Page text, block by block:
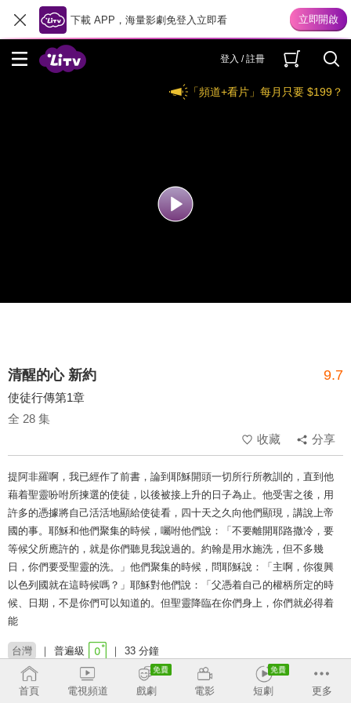
下載 APP，海量影劇免登入立即看
登入 / 註冊
「頻道+看片」每月只要 $199？
清醒的心 新約 9.7
使徒行傳第1章
全 28 集
收藏
分享
提阿非羅啊，我已經作了前書，論到耶穌開頭一切所行所教訓的，直到他
藉着聖靈吩咐所揀選的使徒，以後被接上升的日子為止。他受害之後，用
許多的憑據將自己活活地顯給使徒看，四十天之久向他們顯現，講說上帝
國的事。耶穌和他們聚集的時候，囑咐他們說：「不要離開耶路撒冷，要
等候父所應許的，就是你們聽見我說過的。約翰是用水施洗，但不多幾
日，你們要受聖靈的洗。」他們聚集的時候，問耶穌說：「主啊，你復興
以色列國就在這時候嗎？」耶穌對他們說：「父憑着自己的權柄所定的時
候、日期，不是你們可以知道的。但聖靈降臨在你們身上，你們就必得着
能
台灣 普遍級 33 分鐘
類別： 使徒行傳 新約
聖經
首頁
電視頻道 戲劇 電影 短劇 更多